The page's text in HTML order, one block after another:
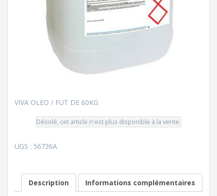
VIVA OLEO / FUT DE 60KG
Désolé, cet article n'est plus disponible à la vente.
UGS : 56736A
Description Informations complémentaires